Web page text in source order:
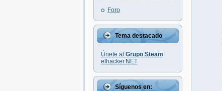
Foro
Tema destacado
Únete al Grupo Steam
elhacker.NET
Síguenos en: